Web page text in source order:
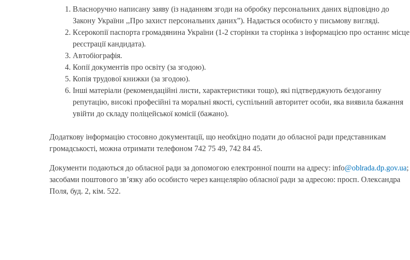
Власноручно написану заяву (із наданням згоди на обробку персональних даних відповідно до
Закону України ,,Про захист персональних даних”). Надається особисто у письмову вигляді.
Ксерокопії паспорта громадянина України (1-2 сторінки та сторінка з інформацією про останнє місце
реєстрації кандидата).
Автобіографія.
Копії документів про освіту (за згодою).
Копія трудової книжки (за згодою).
Інші матеріали (рекомендаційні листи, характеристики тощо), які підтверджують бездоганну
репутацію, високі професійні та моральні якості, суспільний авторитет особи, яка виявила бажання
увійти до складу поліцейської комісії (бажано).
Додаткову інформацію стосовно документації, що необхідно подати до обласної ради представникам
громадськості, можна отримати телефоном 742 75 49, 742 84 45.
Документи подаються до обласної ради за допомогою електронної пошти на адресу: info@oblrada.dp.gov.ua;
засобами поштового зв’язку або особисто через канцелярію обласної ради за адресою: просп. Олександра
Поля, буд. 2, кім. 522.